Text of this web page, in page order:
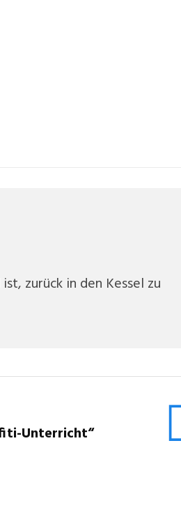
zurück in den Kessel zu
Unterricht“